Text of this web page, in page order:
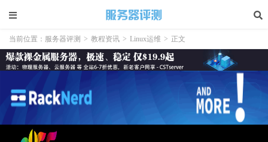
当前位置： 服务器评测 > 教程资讯 > Linux运维 > 正文